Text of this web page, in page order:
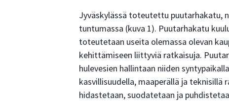
Jyväskylässä toteutettu puutarhakatu,
tuntumassa (kuva 1). Puutarhakatu
toteutetaan useita olemassa olevan
kehittämiseen liittyviä ratkaisuja.
hulevesien hallintaan niiden
kasvillisuudella, maaperällä ja teknisillä
hidastetaan, suodatetaan ja